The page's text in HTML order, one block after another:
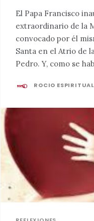
El Papa Francisco
extraordinario de la
convocado por él
Santa en el Atrio de
Pedro. Y, como se
ROCIO ESPIRITUAL